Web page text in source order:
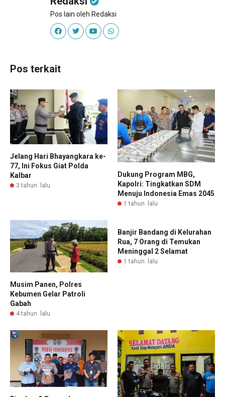
Pos lain oleh Redaksi
Pos terkait
Jelang Hari Bhayangkara ke-
77, Ini Fokus Giat Polda
Kalbar
3 tahun lalu
Dukung Program MBG,
Kapolri: Tingkatkan SDM
Menuju Indonesia Emas 2045
1 tahun lalu
Musim Panen, Polres
Kebumen Gelar Patroli
Gabah
4 tahun lalu
Banjir Bandang di Kelurahan
Rua, 7 Orang di Temukan
Meninggal 2 Selamat
1 tahun lalu